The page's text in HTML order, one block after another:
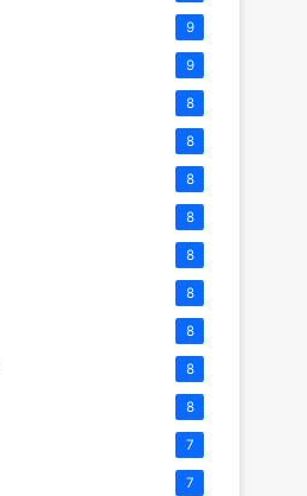
9
9
8
8
8
8
8
8
8
8
8
7
7